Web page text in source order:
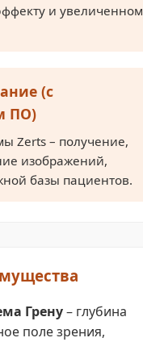
и
(с
ПО)
Zerts – получение,
изображений,
базы пациентов.
Грену– глубина
поле зрения,